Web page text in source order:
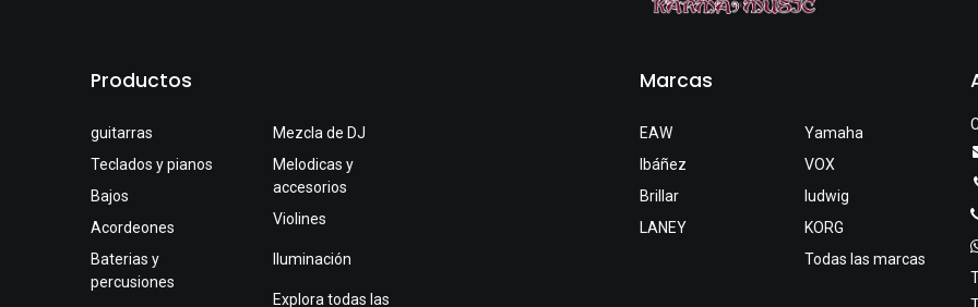
Productos
guitarras
Teclados y pianos
Bajos
Acordeones
Baterias y
percusiones
Mezcla de DJ
Melodicas y
accesorios
Violines
Iluminación
Explora todas las
Marcas
EAW
Ibáñez
Brillar
LANEY
Yamaha
VOX
ludwig
KORG
Todas las marcas